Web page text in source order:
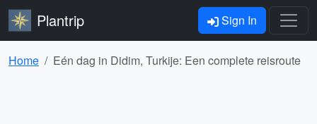
Plantrip Sign In
Home Eén dag in Didim, Turkije: Een complete reisroute